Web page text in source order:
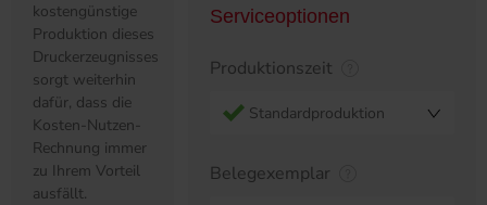
kostengünstige
Produktion dieses
Druckerzeugnisses
sorgt weiterhin
dafür, dass die
Kosten-Nutzen-
Rechnung immer
zu Ihrem Vorteil
ausfällt.
Serviceoptionen
Produktionszeit
Standardproduktion
Belegexemplar